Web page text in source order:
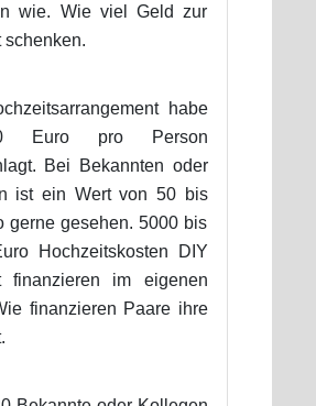
wie. Wie viel Geld zur
schenken.
habe
Euro pro Person
Bei Bekannten oder
ist ein Wert von 50 bis
gerne gesehen. 5000 bis
Hochzeitskosten DIY
finanzieren im eigenen
finanzieren Paare ihre